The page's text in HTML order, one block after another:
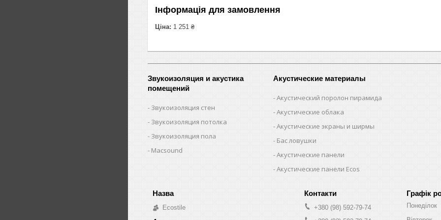
Інформація для замовлення
Ціна: 1 251 ₴
Звукоизоляция и акустика
помещений
Звукоизоляция стен
Звукоизоляция потолка
Звукоизоляция пола
Macsound
Акустические материалы
Акустический поролон пирамида
Акустические облака
Акустические экраны и ширмы
Бас ловушки
Акустические панели
Акустические панели Ecos
Ecostile
+380 (98) 592-79-74
Графік
Понеділок